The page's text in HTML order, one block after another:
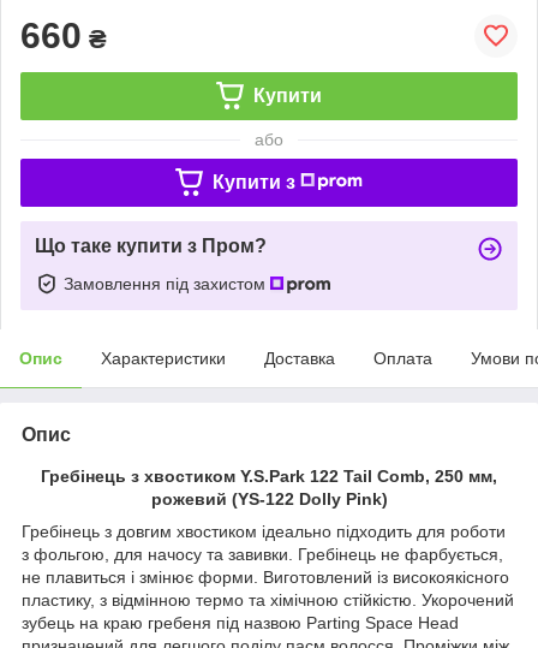
660 ₴
Купити
або
Купити з
Що таке купити з Пром?
Замовлення під захистом
Опис Характеристики Доставка Оплата Умови
Опис
Гребінець з хвостиком Y.S.Park 122 Tail Comb, 250 мм,
рожевий (YS-122 Dolly Pink)
Гребінець з довгим хвостиком ідеально підходить для роботи
з фольгою, для начосу та завивки. Гребінець не фарбується,
не плавиться і змінює форми. Виготовлений із високоякісного
пластику, з відмінною термо та хімічною стійкістю. Укорочений
зубець на краю гребеня під назвою Parting Space Head